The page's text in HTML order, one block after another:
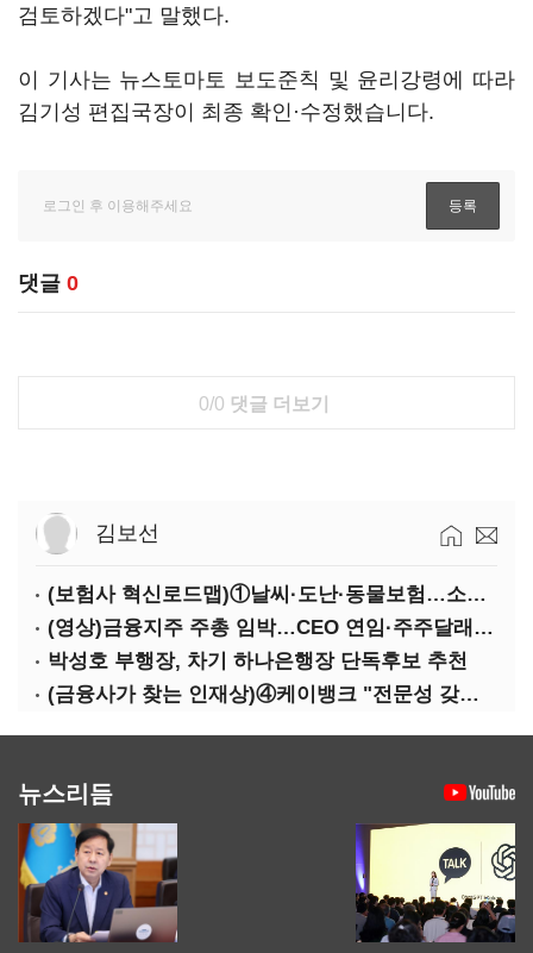
검토하겠다"고 말했다.
이 기사는 뉴스토마토 보도준칙 및 윤리강령에 따라
김기성 편집국장이 최종 확인·수정했습니다.
댓글 0
0/0 댓글 더보기
김보선
(보험사 혁신로드맵)①날씨·도난·동물보험…소액단기보험사 설립 추진
(영상)금융지주 주총 임박…CEO 연임·주주달래기 화두로
박성호 부행장, 차기 하나은행장 단독후보 추천
(금융사가 찾는 인재상)④케이뱅크 "전문성 갖고 협업 능숙한지 살필것"
뉴스리듬